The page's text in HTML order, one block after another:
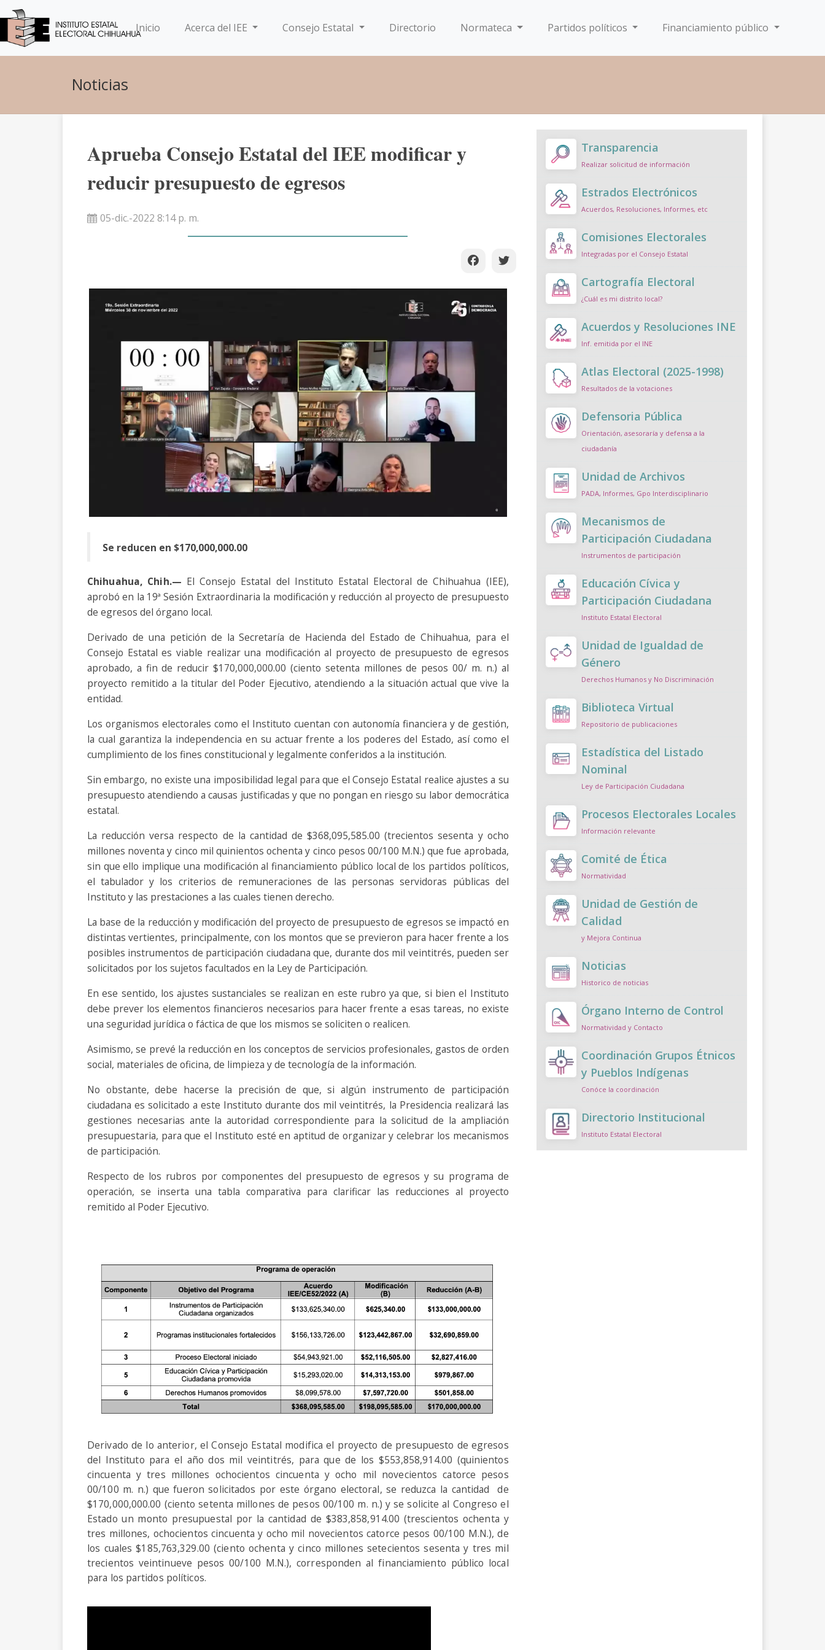
Inicio(current)Acerca del IEE Consejo Estatal Directorio Normateca Partidos políticos Financiamiento público
Noticias
Aprueba Consejo Estatal del IEE modificar y
reducir presupuesto de egresos
05-dic.-2022 8:14 p. m.
Se reducen en $170,000,000.00
Chihuahua, Chih.— El Consejo Estatal del Instituto Estatal Electoral de Chihuahua (IEE),
aprobó en la 19ª Sesión Extraordinaria la modificación y reducción al proyecto de presupuesto
de egresos del órgano local.
Derivado de una petición de la Secretaría de Hacienda del Estado de Chihuahua, para el
Consejo Estatal es viable realizar una modificación al proyecto de presupuesto de egresos
aprobado, a fin de reducir $170,000,000.00 (ciento setenta millones de pesos 00/ m. n.) al
proyecto remitido a la titular del Poder Ejecutivo, atendiendo a la situación actual que vive la
entidad.
Los organismos electorales como el Instituto cuentan con autonomía financiera y de gestión,
la cual garantiza la independencia en su actuar frente a los poderes del Estado, así como el
cumplimiento de los fines constitucional y legalmente conferidos a la institución.
Sin embargo, no existe una imposibilidad legal para que el Consejo Estatal realice ajustes a su
presupuesto atendiendo a causas justificadas y que no pongan en riesgo su labor democrática
estatal.
La reducción versa respecto de la cantidad de $368,095,585.00 (trecientos sesenta y ocho
millones noventa y cinco mil quinientos ochenta y cinco pesos 00/100 M.N.) que fue aprobada,
sin que ello implique una modificación al financiamiento público local de los partidos políticos,
el tabulador y los criterios de remuneraciones de las personas servidoras públicas del
Instituto y las prestaciones a las cuales tienen derecho.
La base de la reducción y modificación del proyecto de presupuesto de egresos se impactó en
distintas vertientes, principalmente, con los montos que se previeron para hacer frente a los
posibles instrumentos de participación ciudadana que, durante dos mil veintitrés, pueden ser
solicitados por los sujetos facultados en la Ley de Participación.
En ese sentido, los ajustes sustanciales se realizan en este rubro ya que, si bien el Instituto
debe prever los elementos financieros necesarios para hacer frente a esas tareas, no existe
una seguridad jurídica o fáctica de que los mismos se soliciten o realicen.
Asimismo, se prevé la reducción en los conceptos de servicios profesionales, gastos de orden
social, materiales de oficina, de limpieza y de tecnología de la información.
No obstante, debe hacerse la precisión de que, si algún instrumento de participación
ciudadana es solicitado a este Instituto durante dos mil veintitrés, la Presidencia realizará las
gestiones necesarias ante la autoridad correspondiente para la solicitud de la ampliación
presupuestaria, para que el Instituto esté en aptitud de organizar y celebrar los mecanismos
de participación.
Respecto de los rubros por componentes del presupuesto de egresos y su programa de
operación, se inserta una tabla comparativa para clarificar las reducciones al proyecto
remitido al Poder Ejecutivo.
Derivado de lo anterior, el Consejo Estatal modifica el proyecto de presupuesto de egresos
del Instituto para el año dos mil veintitrés, para que de los $553,858,914.00 (quinientos
cincuenta y tres millones ochocientos cincuenta y ocho mil novecientos catorce pesos
00/100 m. n.) que fueron solicitados por este órgano electoral, se reduzca la cantidad de
$170,000,000.00 (ciento setenta millones de pesos 00/100 m. n.) y se solicite al Congreso el
Estado un monto presupuestal por la cantidad de $383,858,914.00 (trescientos ochenta y
tres millones, ochocientos cincuenta y ocho mil novecientos catorce pesos 00/100 M.N.), de
los cuales $185,763,329.00 (ciento ochenta y cinco millones setecientos sesenta y tres mil
trecientos veintinueve pesos 00/100 M.N.), corresponden al financiamiento público local
para los partidos políticos.
Transparencia
Realizar solicitud de información
Estrados Electrónicos
Acuerdos, Resoluciones, Informes, etc
Comisiones Electorales
Integradas por el Consejo Estatal
Cartografía Electoral
¿Cuál es mi distrito local?
Acuerdos y Resoluciones INE
Inf. emitida por el INE
Atlas Electoral (2025-1998)
Resultados de la votaciones
Defensoria Pública
Orientación, asesoraría y defensa a la
ciudadanía
Unidad de Archivos
PADA, Informes, Gpo Interdisciplinario
Mecanismos de
Participación Ciudadana
Instrumentos de participación
Educación Cívica y
Participación Ciudadana
Instituto Estatal Electoral
Unidad de Igualdad de
Género
Derechos Humanos y No Discriminación
Biblioteca Virtual
Repositorio de publicaciones
Estadística del Listado
Nominal
Ley de Participación Ciudadana
Procesos Electorales Locales
Información relevante
Comité de Ética
Normatividad
Unidad de Gestión de
Calidad
y Mejora Continua
Noticias
Historico de noticias
Órgano Interno de Control
Normatividad y Contacto
Coordinación Grupos Étnicos
y Pueblos Indígenas
Conóce la coordinación
Directorio Institucional
Instituto Estatal Electoral